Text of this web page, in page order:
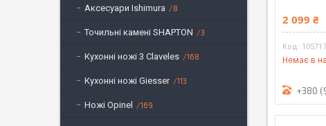
2 099 ₴
Немає в
+380
Аксесуари Ishimura 8
Точильні камені SHAPTON 3
Кухонні ножі 3 Claveles 168
Кухонні ножі Giesser 113
Ножі Opinel 169